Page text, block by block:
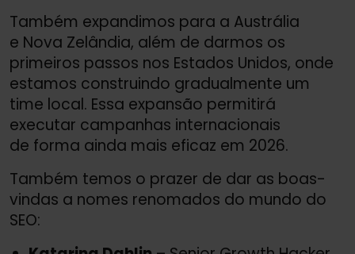
Também expandimos para a Austrália
e Nova Zelândia, além de darmos os
primeiros passos nos Estados Unidos, onde
estamos construindo gradualmente um
time local. Essa expansão permitirá
executar campanhas internacionais
de forma ainda mais eficaz em 2026.
Também temos o prazer de dar as boas-
vindas a nomes renomados do mundo do
SEO: